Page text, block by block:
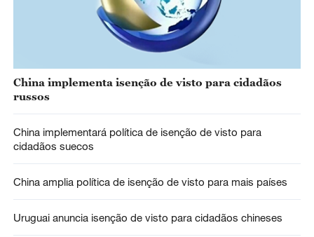
China implementa isenção de visto para cidadãos
russos
China implementará política de isenção de visto para
cidadãos suecos
China amplia política de isenção de visto para mais países
Uruguai anuncia isenção de visto para cidadãos chineses